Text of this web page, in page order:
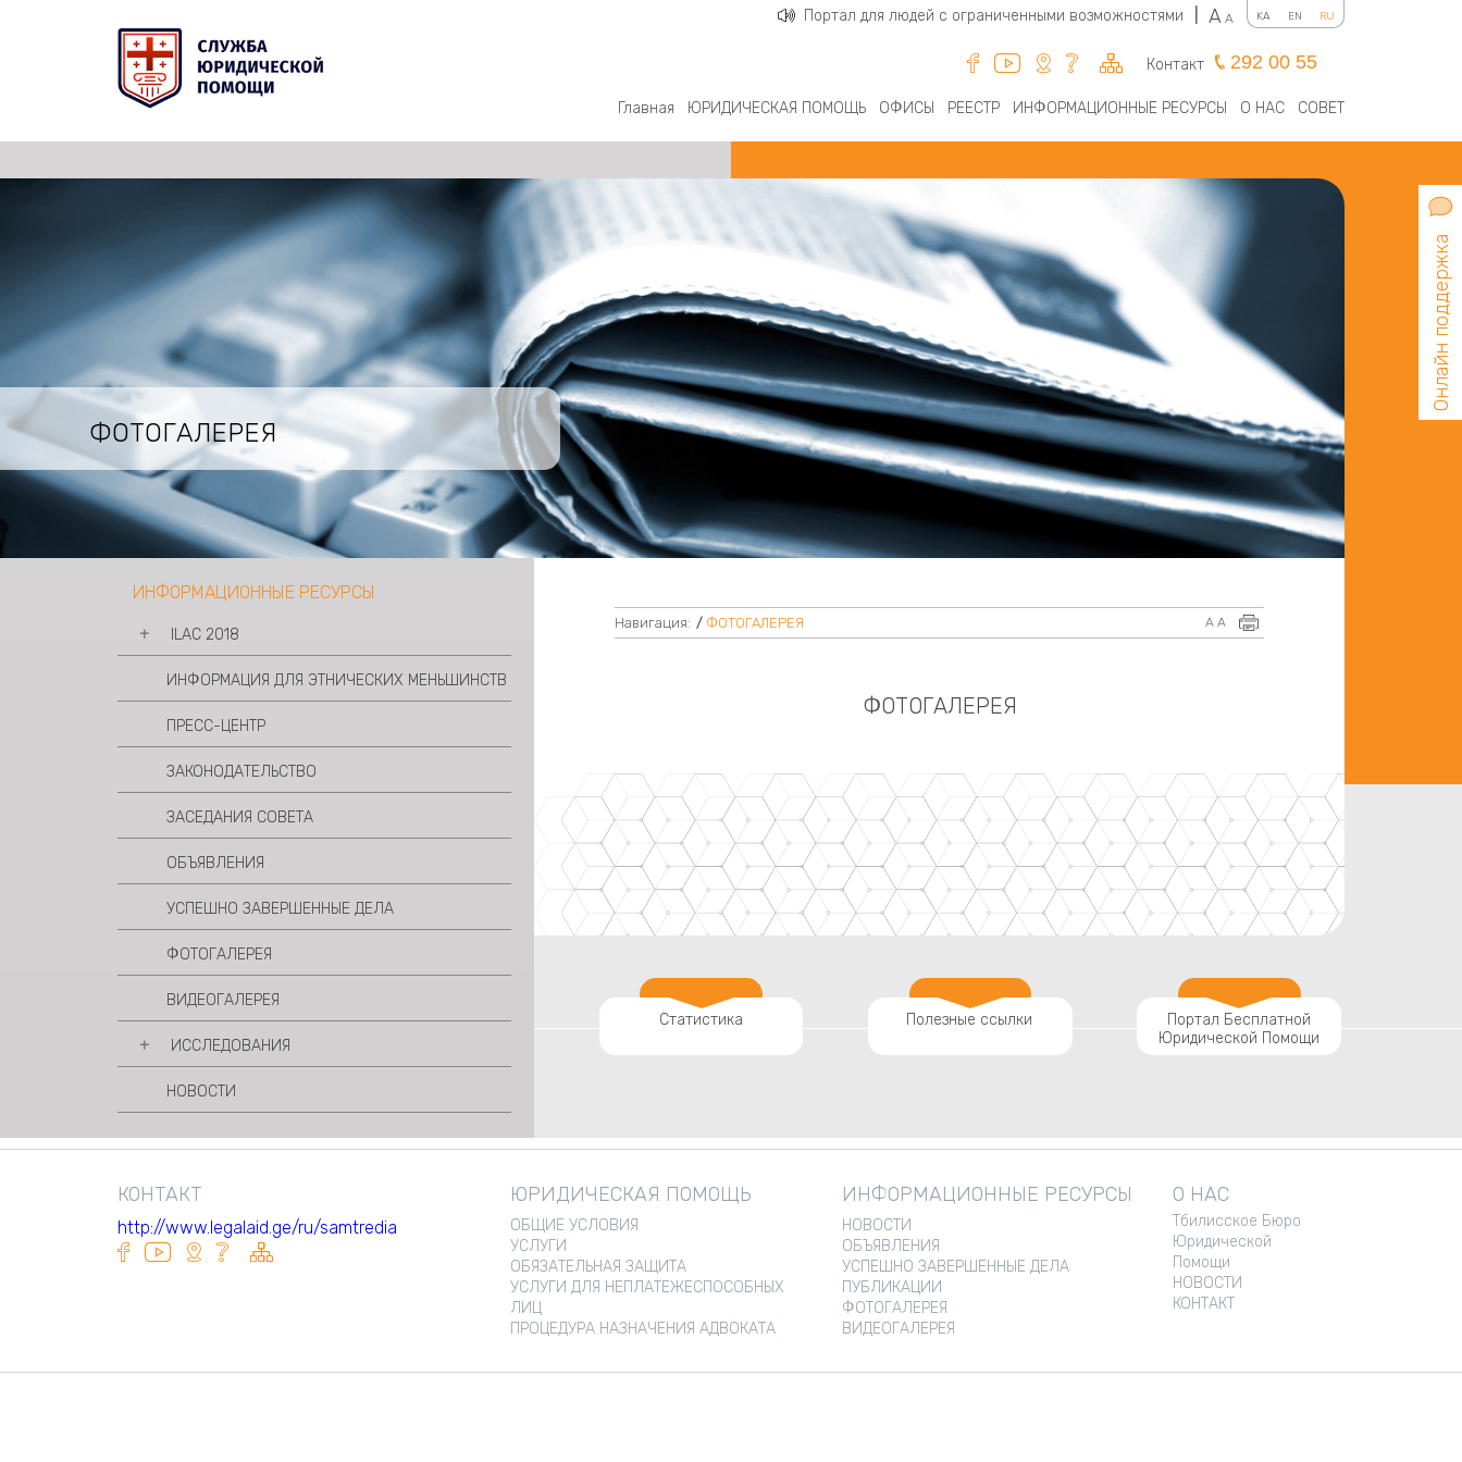
Портал для людей с ограниченными возможностями A A KA EN RU
Контакт 292 00 55
Главная ЮРИДИЧЕСКАЯ ПОМОЩЬ ОФИСЫ РЕЕСТР ИНФОРМАЦИОННЫЕ РЕСУРСЫ О НАС СОВЕТ
ФОТОГАЛЕРЕЯ
Онлайн поддержка
ИНФОРМАЦИОННЫЕ РЕСУРСЫ
ILAC 2018
Повестка дня и Материалы
Декларация
Фотогалерея
ИНФОРМАЦИЯ ДЛЯ ЭТНИЧЕСКИХ МЕНЬШИНСТВ
ПРЕСС-ЦЕНТР
ЗАКОНОДАТЕЛЬСТВО
ЗАСЕДАНИЯ СОВЕТА
ОБЪЯВЛЕНИЯ
УСПЕШНО ЗАВЕРШЕННЫЕ ДЕЛА
ФОТОГАЛЕРЕЯ
ВИДЕОГАЛЕРЕЯ
ИССЛЕДОВАНИЯ
ПУБЛИКАЦИИ
НОВОСТИ
Навигация: / ФОТОГАЛЕРЕЯ A A
ФОТОГАЛЕРЕЯ
Статистика Полезные ссылки
Портал Бесплатной
Юридической Помощи
КОНТАКТ
http://www.legalaid.ge/ru/samtredia
ЮРИДИЧЕСКАЯ ПОМОЩЬ
ОБЩИЕ УСЛОВИЯ
УСЛУГИ
ОБЯЗАТЕЛЬНАЯ ЗАЩИТА
УСЛУГИ ДЛЯ НЕПЛАТЕЖЕСПОСОБНЫХ
ЛИЦ
ПРОЦЕДУРА НАЗНАЧЕНИЯ АДВОКАТА
ИНФОРМАЦИОННЫЕ РЕСУРСЫ
НОВОСТИ
ОБЪЯВЛЕНИЯ
УСПЕШНО ЗАВЕРШЕННЫЕ ДЕЛА
ПУБЛИКАЦИИ
ФОТОГАЛЕРЕЯ
ВИДЕОГАЛЕРЕЯ
О НАС
Тбилисское Бюро
Юридической
Помощи
НОВОСТИ
КОНТАКТ